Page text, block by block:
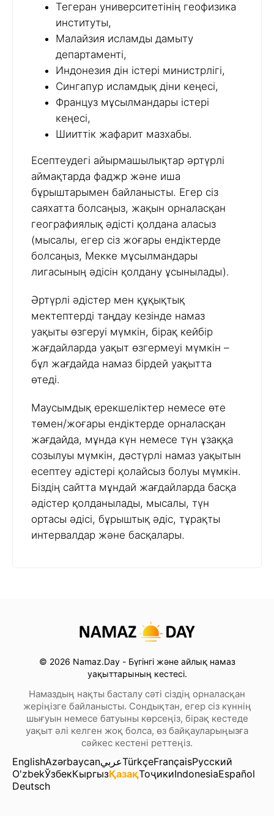
Тегеран университетінің геофизика
институты,
Малайзия исламды дамыту
департаменті,
Индонезия дін істері министрлігі,
Сингапур исламдық діни кеңесі,
Француз мұсылмандары істері
кеңесі,
Шииттік жафарит мазхабы.
Есептеудегі айырмашылықтар әртүрлі
аймақтарда фаджр және иша
бұрыштарымен байланысты. Егер сіз
саяхатта болсаңыз, жақын орналасқан
географиялық әдісті қолдана аласыз
(мысалы, егер сіз жоғары ендіктерде
болсаңыз, Мекке мұсылмандары
лигасының әдісін қолдану ұсынылады).
Әртүрлі әдістер мен құқықтық
мектептерді таңдау кезінде намаз
уақыты өзгеруі мүмкін, бірақ кейбір
жағдайларда уақыт өзгермеуі мүмкін –
бұл жағдайда намаз бірдей уақытта
өтеді.
Маусымдық ерекшеліктер немесе өте
төмен/жоғары ендіктерде орналасқан
жағдайда, мұнда күн немесе түн ұзаққа
созылуы мүмкін, дәстүрлі намаз уақытын
есептеу әдістері қолайсыз болуы мүмкін.
Біздің сайтта мұндай жағдайларда басқа
әдістер қолданылады, мысалы, түн
ортасы әдісі, бұрыштық әдіс, тұрақты
интервалдар және басқалары.
© 2026 Namaz.Day - Бүгінгі және айлық намаз
уақыттарының кестесі.
Намаздың нақты басталу сәті сіздің орналасқан
жеріңізге байланысты. Сондықтан, егер сіз күннің
шығуын немесе батуыны көрсеңіз, бірақ кестеде
уақыт әлі келген жоқ болса, өз байқауларыңызға
сәйкес кестені реттеңіз.
EnglishAzərbaycanعربيTürkçeFrançaisРусский
O'zbekЎзбекКыргызҚазақТоҷикиIndonesiaEspañol
Deutsch